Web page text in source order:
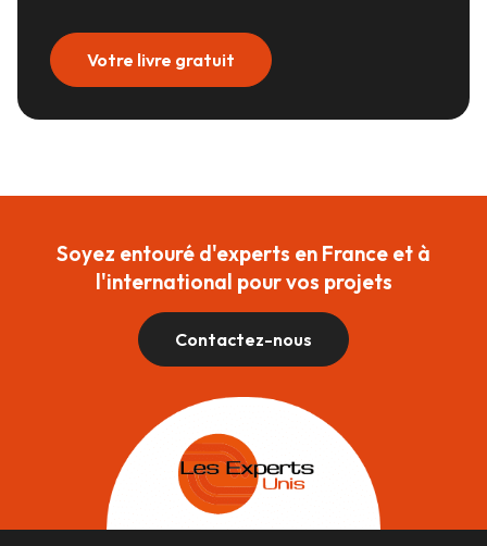
Votre livre gratuit
Soyez entouré d'experts en France et à
l'international pour vos projets
Contactez-nous